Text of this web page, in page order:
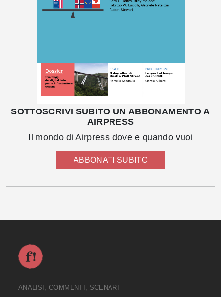
SOTTOSCRIVI SUBITO UN ABBONAMENTO A
AIRPRESS
Il mondo di Airpress dove e quando vuoi
ABBONATI SUBITO
ANALISI, COMMENTI, SCENARI